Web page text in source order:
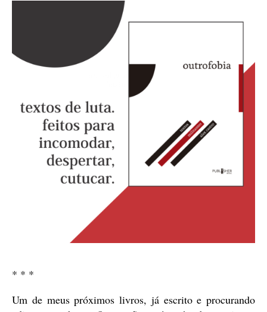
* * *
Um de meus próximos livros, já escrito e procurando